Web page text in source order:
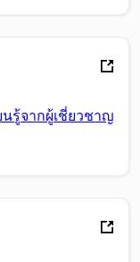
รู้จากผู้เชี่ยวชาญ